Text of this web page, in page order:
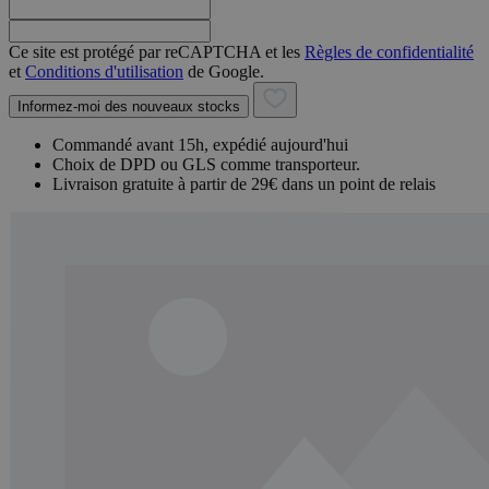
Ce site est protégé par reCAPTCHA et les Règles de confidentialité
et Conditions d'utilisation de Google.
Informez-moi des nouveaux stocks
Commandé avant 15h, expédié aujourd'hui
Choix de DPD ou GLS comme transporteur.
Livraison gratuite à partir de 29€ dans un point de relais